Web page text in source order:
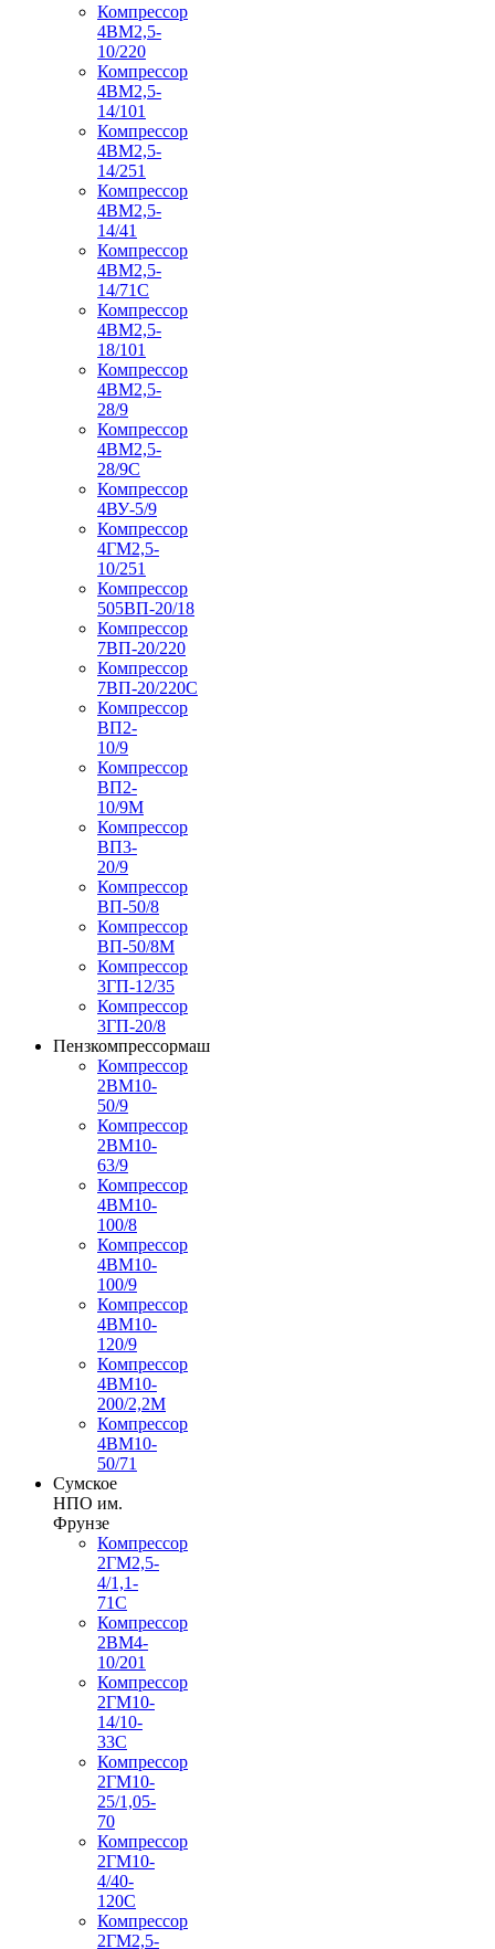
Компрессор
4ВМ2,5-
10/220
Компрессор
4ВМ2,5-
14/101
Компрессор
4ВМ2,5-
14/251
Компрессор
4ВМ2,5-
14/41
Компрессор
4ВМ2,5-
14/71C
Компрессор
4ВМ2,5-
18/101
Компрессор
4ВМ2,5-
28/9
Компрессор
4ВМ2,5-
28/9С
Компрессор
4ВУ-5/9
Компрессор
4ГМ2,5-
10/251
Компрессор
505ВП-20/18
Компрессор
7ВП-20/220
Компрессор
7ВП-20/220С
Компрессор
ВП2-
10/9
Компрессор
ВП2-
10/9М
Компрессор
ВП3-
20/9
Компрессор
ВП-50/8
Компрессор
ВП-50/8М
Компрессор
3ГП-12/35
Компрессор
3ГП-20/8
Пензкомпрессормаш
Компрессор
2ВМ10-
50/9
Компрессор
2ВМ10-
63/9
Компрессор
4ВМ10-
100/8
Компрессор
4ВМ10-
100/9
Компрессор
4ВМ10-
120/9
Компрессор
4ВМ10-
200/2,2М
Компрессор
4ВМ10-
50/71
Сумское
НПО им.
Фрунзе
Компрессор
2ГМ2,5-
4/1,1-
71С
Компрессор
2ВМ4-
10/201
Компрессор
2ГМ10-
14/10-
33С
Компрессор
2ГМ10-
25/1,05-
70
Компрессор
2ГМ10-
4/40-
120С
Компрессор
2ГМ2,5-